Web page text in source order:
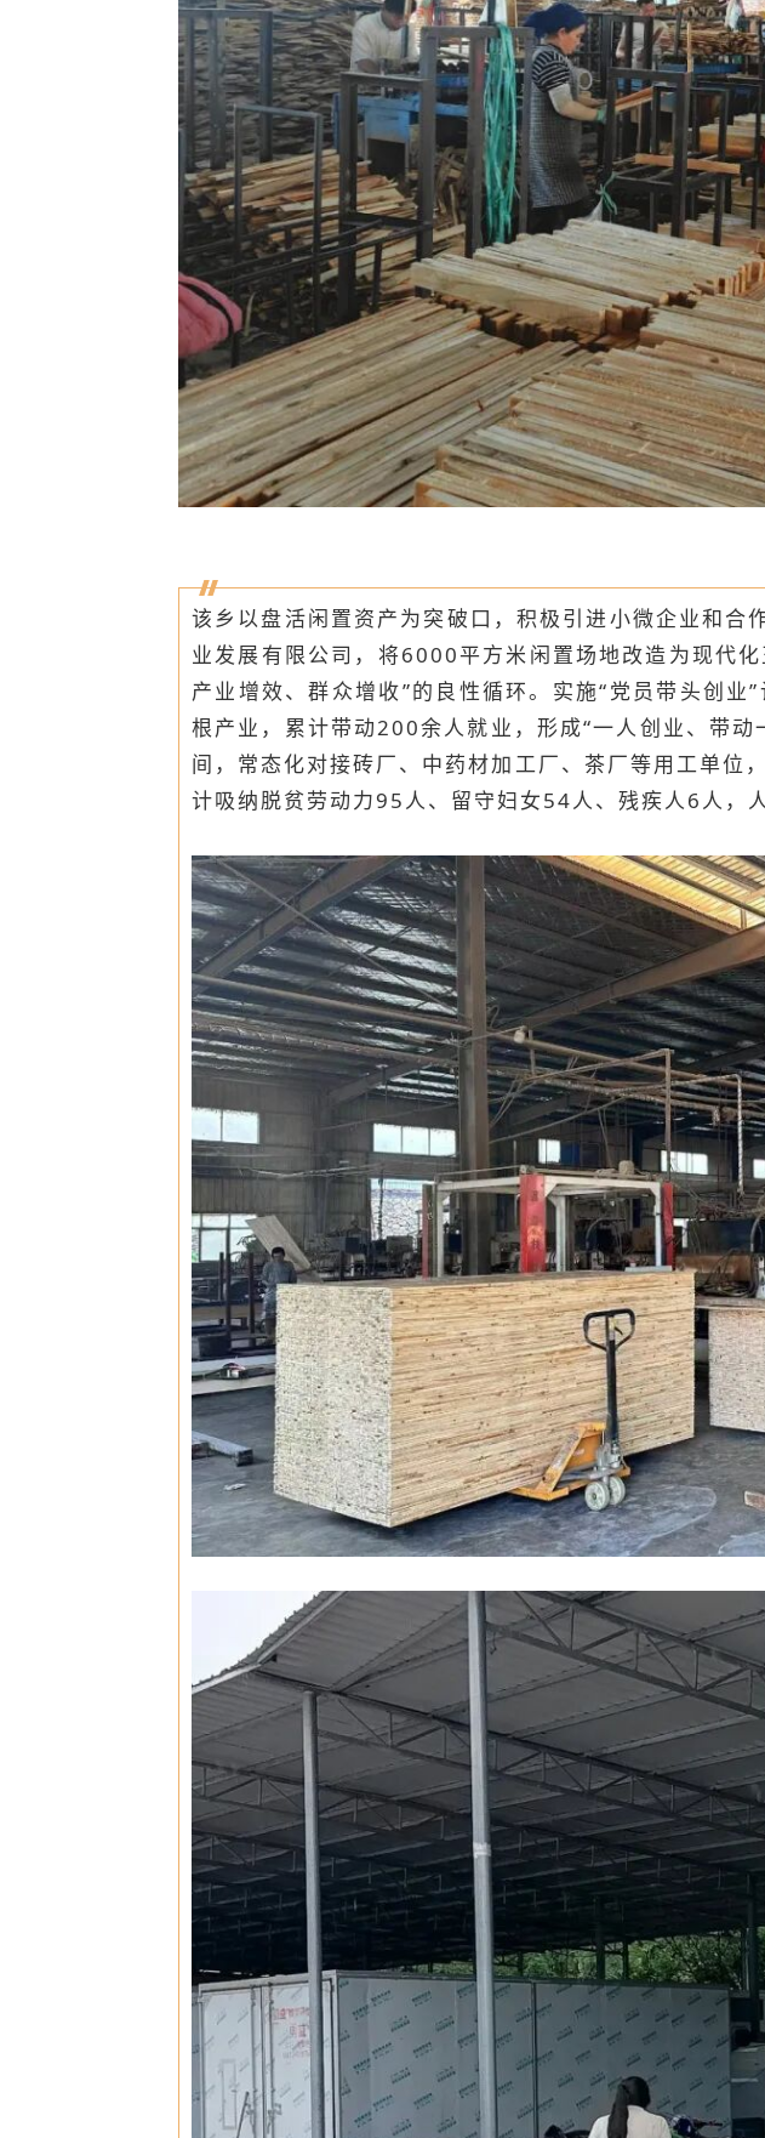
该乡以盘活闲置资产为突破口，积极引进小微企业和合
业发展有限公司，将6000平方米闲置场地改造为现代
产业增效、群众增收”的良性循环。实施“党员带头创
根产业，累计带动200余人就业，形成“一人创业、带
间，常态化对接砖厂、中药材加工厂、茶厂等用工单位
计吸纳脱贫劳动力95人、留守妇女54人、残疾人6人，